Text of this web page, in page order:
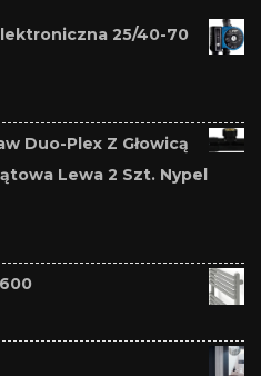
25/40-70
Duo-Plex Z Głowicą
Lewa 2 Szt. Nypel